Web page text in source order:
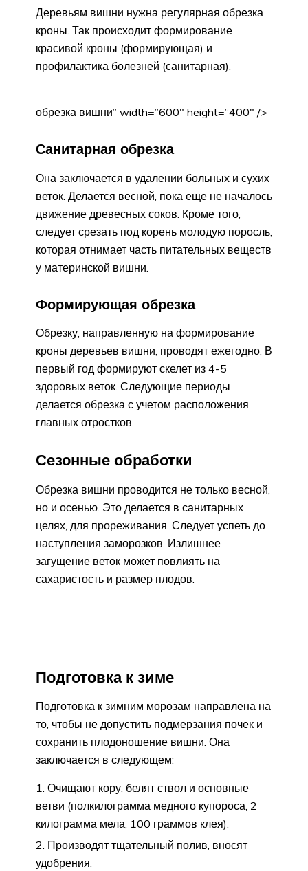
Деревьям вишни нужна регулярная обрезка
кроны. Так происходит формирование
красивой кроны (формирующая) и
профилактика болезней (санитарная).
обрезка вишни” width=”600″ height=”400″ />
Санитарная обрезка
Она заключается в удалении больных и сухих
веток. Делается весной, пока еще не началось
движение древесных соков. Кроме того,
следует срезать под корень молодую поросль,
которая отнимает часть питательных веществ
у материнской вишни.
Формирующая обрезка
Обрезку, направленную на формирование
кроны деревьев вишни, проводят ежегодно. В
первый год формируют скелет из 4-5
здоровых веток. Следующие периоды
делается обрезка с учетом расположения
главных отростков.
Сезонные обработки
Обрезка вишни проводится не только весной,
но и осенью. Это делается в санитарных
целях, для прореживания. Следует успеть до
наступления заморозков. Излишнее
загущение веток может повлиять на
сахаристость и размер плодов.
Подготовка к зиме
Подготовка к зимним морозам направлена на
то, чтобы не допустить подмерзания почек и
сохранить плодоношение вишни. Она
заключается в следующем:
Очищают кору, белят ствол и основные
ветви (полкилограмма медного купороса, 2
килограмма мела, 100 граммов клея).
Производят тщательный полив, вносят
удобрения.